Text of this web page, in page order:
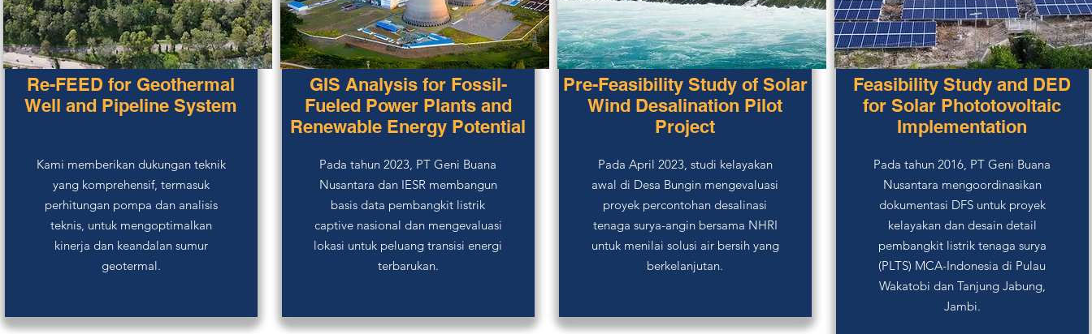
Re-FEED for Geothermal
Well and Pipeline System
Kami memberikan dukungan teknik
yang komprehensif, termasuk
perhitungan pompa dan analisis
teknis, untuk mengoptimalkan
kinerja dan keandalan sumur
geotermal.
GIS Analysis for Fossil-
Fueled Power Plants and
Renewable Energy Potential
Pada tahun 2023, PT Geni Buana
Nusantara dan IESR membangun
basis data pembangkit listrik
captive nasional dan mengevaluasi
lokasi untuk peluang transisi energi
terbarukan.
Pre-Feasibility Study of Solar
Wind Desalination Pilot
Project
Pada April 2023, studi kelayakan
awal di Desa Bungin mengevaluasi
proyek percontohan desalinasi
tenaga surya-angin bersama NHRI
untuk menilai solusi air bersih yang
berkelanjutan.
Feasibility Study and DED
for Solar Phototovoltaic
Implementation
Pada tahun 2016, PT Geni Buana
Nusantara mengoordinasikan
dokumentasi DFS untuk proyek
kelayakan dan desain detail
pembangkit listrik tenaga surya
(PLTS) MCA-Indonesia di Pulau
Wakatobi dan Tanjung Jabung,
Jambi.